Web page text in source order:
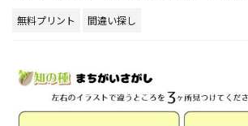
無料プリント 間違い探し